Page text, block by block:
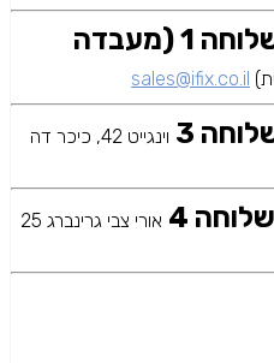
09-7739940 שלוחה 1 (מעבדה
sales@ifix.co.il
וינגייט 42, כיכר דה
אורי צבי גרינברג 25